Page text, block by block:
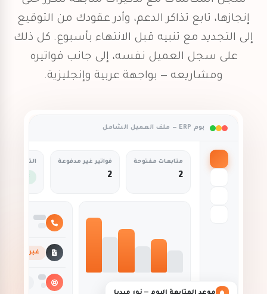
إنجازها، تابع تذاكر الدعم، وأدر عقودك من التوقيع
إلى التجديد مع تنبيه قبل الانتهاء بأسبوع. كل ذلك
على سجل العميل نفسه، إلى جانب فواتيره
ومشاريعه — بواجهة عربية وإنجليزية.
بوم ERP — ملف العميل الشامل
متابعات مفتوحة
2
فواتير غير مدفوعة
2
التذاكر
غير مدفوعة